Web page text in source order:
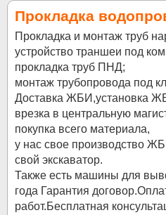
Прокладка
Прокладка и монтаж труб
устройство траншеи под
прокладка труб ПНД;
монтаж трубопровода под
Доставка ЖБИ,установка
врезка в центральную
покупка всего материала,
у нас свое производство
свой экскаватор.
Также есть машины для
года Гарантия
работ.Бесплатная